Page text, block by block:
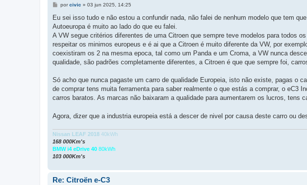
M
n
a
g
m
porcivic » 03 jun 2025, 14:25
Eu sei isso tudo e não estou a confundir nada, não falei de nenhum modelo que tem
Autoeuropa é muito ao lado do que eu falei.
A VW segue critérios diferentes de uma Citroen que sempre teve modelos para todos
respeitar os minimos europeus e é ai que a Citroen é muito diferente da VW, por
coexistiram os 2 na mesma epoca, tal como um Panda e um Croma, a VW nunca
qualidade, são padrões completamente diferentes, a Citroen é que que sempre foi,
Só acho que nunca pagaste um carro de qualidade Europeia, isto não existe, pagas o
de comprar tens muita ferramenta para saber realmente o que estás a comprar, o eC3
carros baratos. As marcas não baixaram a qualidade para aumentarem os lucros, tens
Agora, dizer que a industria europeia está a descer de nivel por causa deste carro ou
Nissan LEAF 2018 40kWh
168 000Km's
BMW i4 eDrive 40 80kWh
103 000Km's
Re: Citroën e-C3